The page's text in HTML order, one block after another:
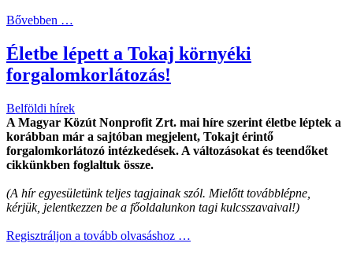
Bővebben …
Életbe lépett a Tokaj környéki
forgalomkorlátozás!
Belföldi hírek
A Magyar Közút Nonprofit Zrt. mai híre szerint életbe léptek a
korábban már a sajtóban megjelent, Tokajt érintő
forgalomkorlátozó intézkedések. A változásokat és teendőket
cikkünkben foglaltuk össze.
(A hír egyesületünk teljes tagjainak szól. Mielőtt továbblépne,
kérjük, jelentkezzen be a főoldalunkon tagi kulcsszavaival!)
Regisztráljon a tovább olvasáshoz …